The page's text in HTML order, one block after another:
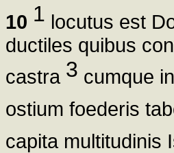
10 1 locutus est
ductiles quibus
castra 3 cumque
ostium foederis
capita multitudinis